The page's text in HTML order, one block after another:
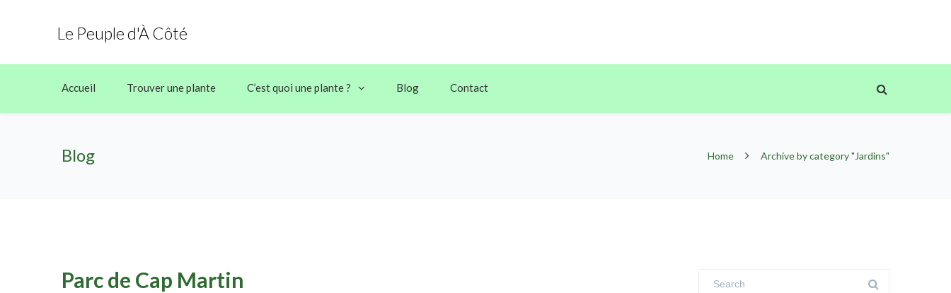
Le Peuple d'À Côté
Accueil Trouver une plante C’est quoi une plante ? Blog Contact
Blog Home Archive by category "Jardins"
Parc de Cap Martin